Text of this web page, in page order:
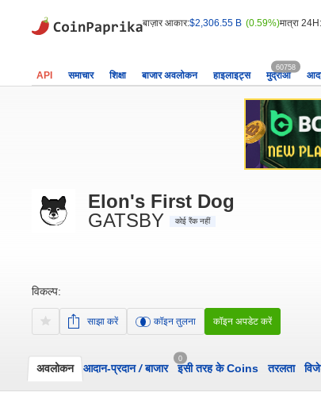
बाज़ार आकार:$2,306.55 B (0.59%)मात्रा 24H:
API समाचार शिक्षा बाजार अवलोकन हाइलाइट्स मुद्राओं
60758
Elon's First Dog
GATSBY
कोई रैंक नहीं
विकल्प:
साझा करें कॉइन तुलना कॉइन अपडेट करें
अवलोकन आदान-प्रदान/बाजार
0
इसी तरह के Coins तरलता